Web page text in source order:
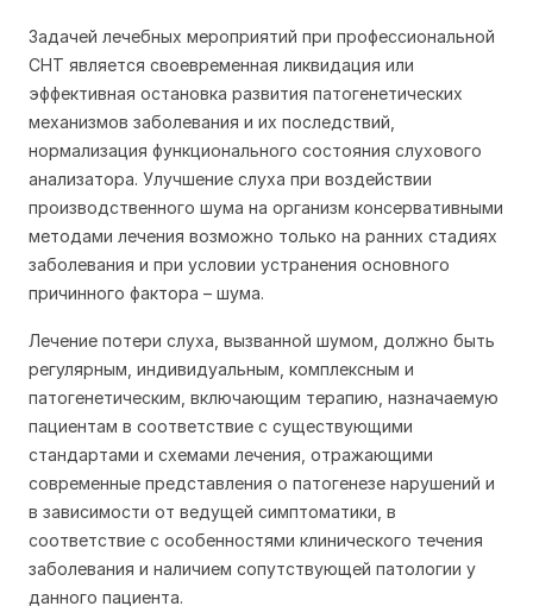
Задачей лечебных мероприятий при профессиональной
СНТ является своевременная ликвидация или
эффективная остановка развития патогенетических
механизмов заболевания и их последствий,
нормализация функционального состояния слухового
анализатора. Улучшение слуха при воздействии
производственного шума на организм консервативными
методами лечения возможно только на ранних стадиях
заболевания и при условии устранения основного
причинного фактора – шума.
Лечение потери слуха, вызванной шумом, должно быть
регулярным, индивидуальным, комплексным и
патогенетическим, включающим терапию, назначаемую
пациентам в соответствие с существующими
стандартами и схемами лечения, отражающими
современные представления о патогенезе нарушений и
в зависимости от ведущей симптоматики, в
соответствие с особенностями клинического течения
заболевания и наличием сопутствующей патологии у
данного пациента.